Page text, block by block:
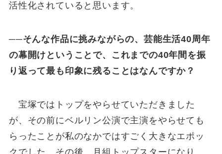
活性化されていると思います。
──そんな作品に挑みながらの、芸能生活40周年
の幕開けということで、これまでの40年間を振
り返って最も印象に残ることはなんですか？
宝塚ではトップをやらせていただきました
が、その前にベルリン公演で主演をやらせても
らったことが私のなかではすごく大きなエポッ
クでした。その後、月組トップスターになり、